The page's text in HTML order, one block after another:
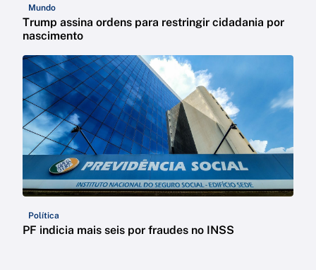
Mundo
Trump assina ordens para restringir cidadania por
nascimento
Política
PF indicia mais seis por fraudes no INSS